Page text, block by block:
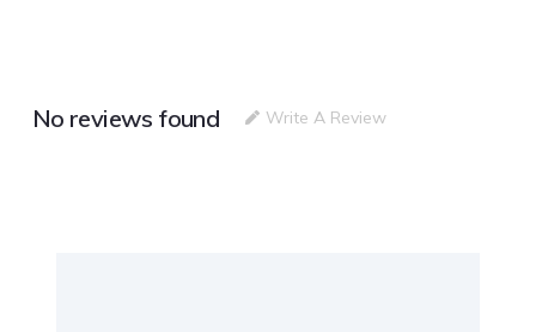
No reviews found Write A Review